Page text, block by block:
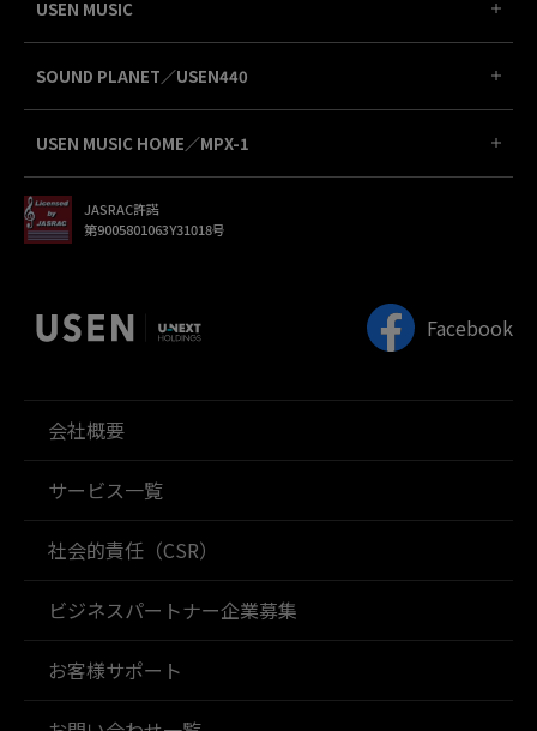
USEN MUSIC
SOUND PLANET／USEN440
USEN MUSIC HOME／MPX-1
JASRAC許諾
第9005801063Y31018号
Facebook
会社概要
サービス一覧
社会的責任（CSR）
ビジネスパートナー企業募集
お客様サポート